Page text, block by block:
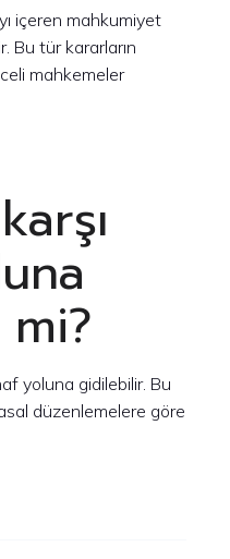
içeren mahkumiyet
Bu tür kararların
mahkemeler
yoluna gidilebilir. Bu
düzenlemelere göre